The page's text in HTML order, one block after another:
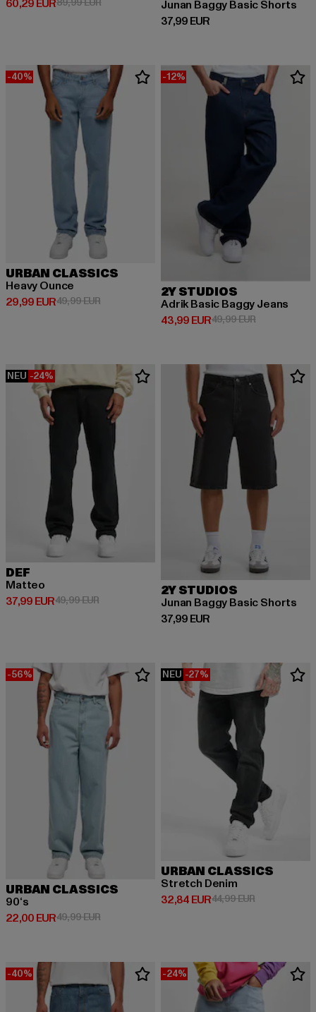
60,29 EUR
Junan Baggy Basic Shorts
37,99 EUR
Derzeitiger Preis: 37,99 EUR
-40%
URBAN CLASSICS
Heavy Ounce
29,99 EUR
Derzeitiger Preis: 29,99 EUR
49,99 EURAktionspreis: 49,99 EUR
-12%
2Y STUDIOS
Adrik Basic Baggy Jeans
43,99 EUR
Derzeitiger Preis: 43,99 EUR
49,99 EURAktionspreis:
NEU -24%
DEF
Matteo
37,99 EUR
Derzeitiger Preis: 37,99 EUR
49,99 EURAktionspreis: 49,99 EUR
2Y STUDIOS
Junan Baggy Basic Shorts
37,99 EUR
Derzeitiger Preis: 37,99 EUR
-56%
URBAN CLASSICS
90‘s
22,00 EUR
Derzeitiger Preis: 22,00 EUR
49,99 EURAktionspreis: 49,99 EUR
NEU -27%
URBAN CLASSICS
Stretch Denim
32,84 EUR
Derzeitiger Preis: 32,84 EUR
44,99 EURAktionspreis:
-40% -24%